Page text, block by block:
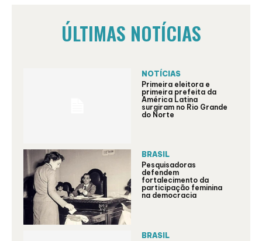
ÚLTIMAS NOTÍCIAS
NOTÍCIAS
Primeira eleitora e
primeira prefeita da
América Latina
surgiram no Rio Grande
do Norte
BRASIL
Pesquisadoras
defendem
fortalecimento da
participação feminina
na democracia
BRASIL